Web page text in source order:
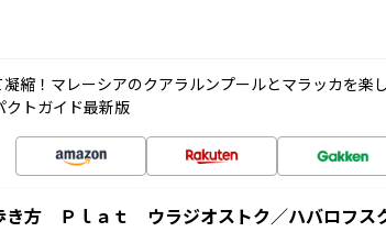
凝縮！マレーシアのクアラルンプールとマラッカを楽
クトガイド最新版
方 Ｐｌａｔ ウラジオストク／ハバロフス